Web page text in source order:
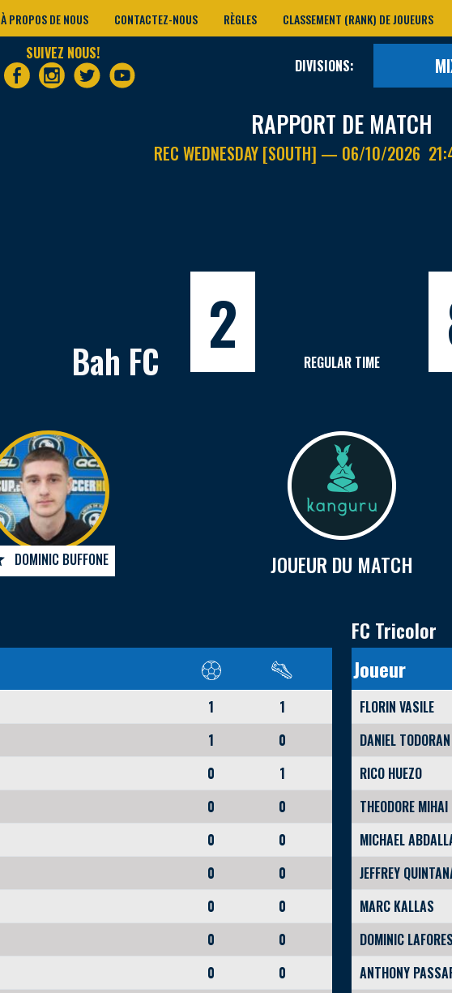
À PROPOS DE NOUS CONTACTEZ-NOUS RÈGLES CLASSEMENT (RANK) DE JOUEURS
SUIVEZ NOUS!
DIVISIONS:
RAPPORT DE MATCH
REC WEDNESDAY [SOUTH] — 06/10/2026
Bah FC 2 REGULAR TIME
DOMINIC BUFFONE JOUEUR DU MATCH
1
1
1
0
0
1
0
0
0
0
0
0
0
0
0
0
0
0
FC Tricolor
Joueur
FLORIN VASILE
DANIEL TODORAN
RICO HUEZO
THEODORE MIHAI
MICHAEL
JEFFREY
MARC KALLAS
DOMINIC
ANTHONY